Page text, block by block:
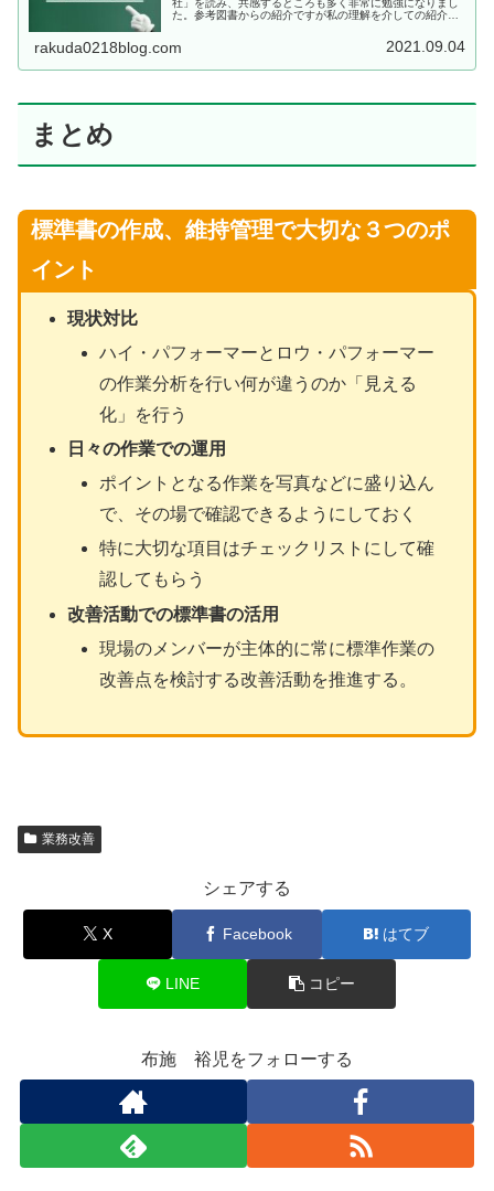
社」を読み、共感するところも多く非常に勉強になりまし
た。参考図書からの紹介ですが私の理解を介しての紹介に
rakuda0218blog.com 2021.09.04
まとめ
標準書の作成、維持管理で大切な３つのポ
イント
現状対比
ハイ・パフォーマーとロウ・パフォーマー
の作業分析を行い何が違うのか「見える
化」を行う
日々の作業での運用
ポイントとなる作業を写真などに盛り込ん
で、その場で確認できるようにしておく
特に大切な項目はチェックリストにして確
認してもらう
改善活動での標準書の活用
現場のメンバーが主体的に常に標準作業の
改善点を検討する改善活動を推進する。
業務改善
シェアする
X Facebook はてブ
LINE コピー
布施 裕児をフォローする